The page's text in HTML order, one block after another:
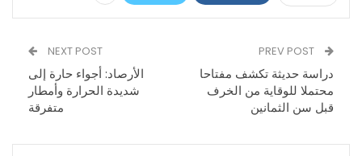
دراسة حديثة تكشف مفتاحا
محتملا للوقاية من الخرف
قبل سن الثمانين
NEXT POST
الأرصاد: أجواء حارة إلى
شديدة الحرارة وأمطار
متفرقة